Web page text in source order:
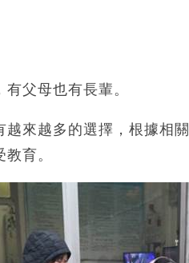
父母也有長輩。
越來越多的選擇，根據相
育。